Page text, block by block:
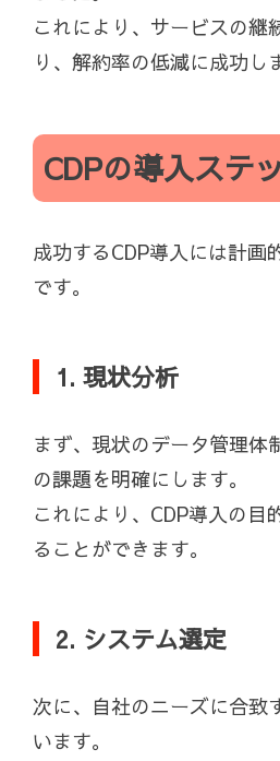
これにより、サービスの継
り、解約率の低減に成功し
CDPの導入ステ
成功するCDP導入には計画
です。
1. 現状分析
まず、現状のデータ管理体
の課題を明確にします。
これにより、CDP導入の目
ることができます。
2. システム選定
次に、自社のニーズに合致
います。